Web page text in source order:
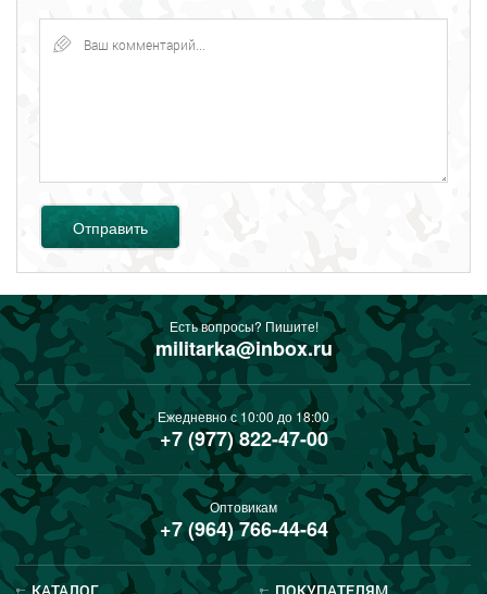
Отправить
Есть вопросы? Пишите!
militarka@inbox.ru
Ежедневно с 10:00 до 18:00
+7 (977) 822-47-00
Оптовикам
+7 (964) 766-44-64